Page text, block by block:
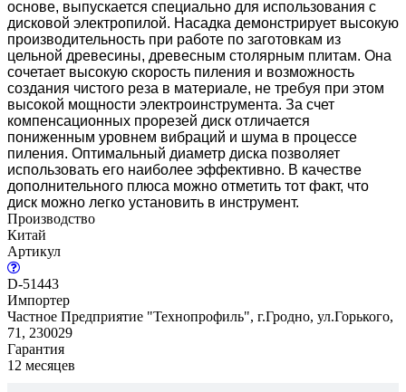
основе, выпускается специально для использования с
дисковой электропилой. Насадка демонстрирует высокую
производительность при работе по заготовкам из
цельной древесины, древесным столярным плитам. Она
сочетает высокую скорость пиления и возможность
создания чистого реза в материале, не требуя при этом
высокой мощности электроинструмента. За счет
компенсационных прорезей диск отличается
пониженным уровнем вибраций и шума в процессе
пиления. Оптимальный диаметр диска позволяет
использовать его наиболее эффективно. В качестве
дополнительного плюса можно отметить тот факт, что
диск можно легко установить в инструмент.
Производство
Китай
Артикул
D-51443
Импортер
Частное Предприятие "Технопрофиль", г.Гродно, ул.Горького,
71, 230029
Гарантия
12 месяцев